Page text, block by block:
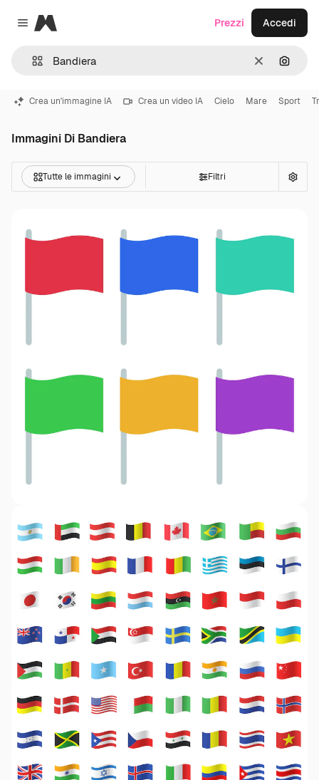
Close menu
Magnific
CancellaCerca
Prezzi Accedi
Crea un'immagine IA Crea un video IA Cielo Mare Sport
Immagini Di Bandiera
Tutte le immagini Filtri